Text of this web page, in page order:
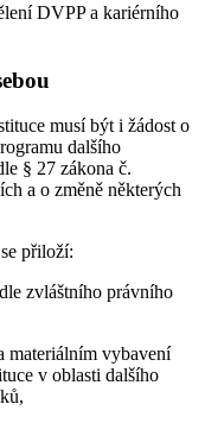
DVPP a kariérního
musí být i žádost o
dalšího
§ 27 zákona č.
a o změně některých
přiloží:
zvláštního právního
materiálním vybavení
v oblasti dalšího